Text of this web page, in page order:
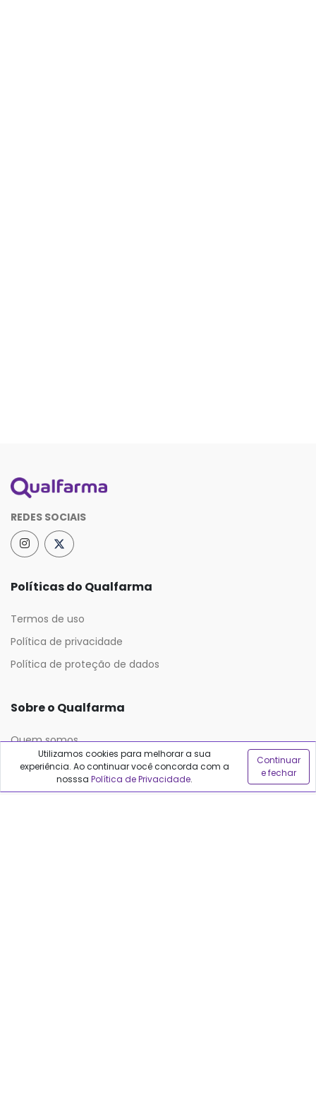
REDES SOCIAIS
Políticas do Qualfarma
Termos de uso
Política de privacidade
Política de proteção de dados
Sobre o Qualfarma
Quem somos
Blog
Utilizamos cookies para melhorar a sua
experiência. Ao continuar você concorda com a
nosssa Política de Privacidade.
Continuar
e fechar